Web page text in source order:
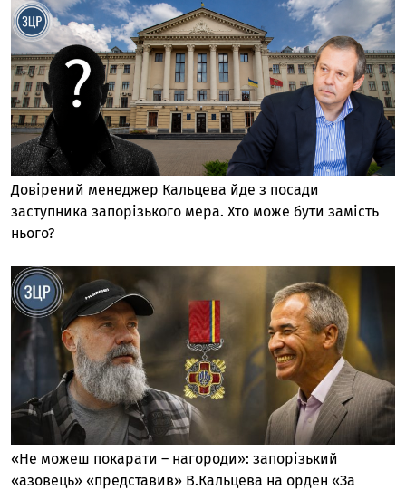
Довірений менеджер Кальцева йде з посади
заступника запорізького мера. Хто може бути замість
нього?
«Не можеш покарати – нагороди»: запорізький
«азовець» «представив» В.Кальцева на орден «За